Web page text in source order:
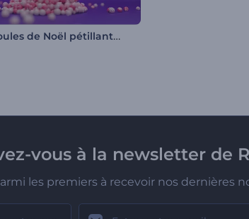
Intro - Boules de Noël pétillantes
vous à la newsletter de
les premiers à recevoir nos dernières